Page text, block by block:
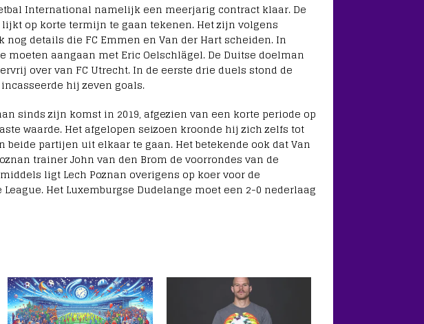
International namelijk een meerjarig contract klaar. De
op korte termijn te gaan tekenen. Het zijn volgens
details die FC Emmen en Van der Hart scheiden. In
aangaan met Eric Oelschlägel. De Duitse doelman
over van FC Utrecht. In de eerste drie duels stond de
hij zeven goals.
sinds zijn komst in 2019, afgezien van een korte periode op
waarde. Het afgelopen seizoen kroonde hij zich zelfs tot
beide partijen uit elkaar te gaan. Het betekende ook dat Van
trainer John van den Brom de voorrondes van de
ligt Lech Poznan overigens op koer voor de
Het Luxemburgse Dudelange moet een 2-0 nederlaag